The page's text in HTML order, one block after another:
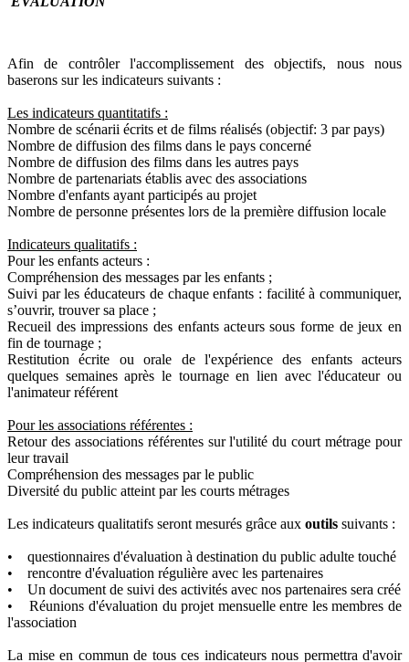
Afin de contrôler l'accomplissement des objectifs, nous nous
baserons sur les indicateurs suivants :
Les indicateurs quantitatifs :
Nombre de scénarii écrits et de films réalisés (objectif: 3 par pays)
Nombre de diffusion des films dans le pays concerné
Nombre de diffusion des films dans les autres pays
Nombre de partenariats établis avec des associations
Nombre d'enfants ayant participés au projet
Nombre de personne présentes lors de la première diffusion locale
Indicateurs qualitatifs :
Pour les enfants acteurs :
Compréhension des messages par les enfants ;
Suivi par les éducateurs de chaque enfants : facilité à communiquer,
s’ouvrir, trouver sa place ;
Recueil des impressions des enfants acteurs sous forme de jeux en
fin de tournage ;
Restitution écrite ou orale de l'expérience des enfants acteurs
quelques semaines après le tournage en lien avec l'éducateur ou
l'animateur référent
Pour les associations référentes :
Retour des associations référentes sur l'utilité du court métrage pour
leur travail
Compréhension des messages par le public
Diversité du public atteint par les courts métrages
Les indicateurs qualitatifs seront mesurés grâce aux outils suivants :
• questionnaires d'évaluation à destination du public adulte touché
• rencontre d'évaluation régulière avec les partenaires
• Un document de suivi des activités avec nos partenaires sera créé
• Réunions d'évaluation du projet mensuelle entre les membres de
l'association
La mise en commun de tous ces indicateurs nous permettra d'avoir